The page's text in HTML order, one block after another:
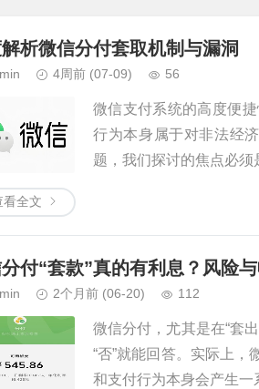
析微信分付套取机制与漏洞
4周前 (07-09) 56
微信支付系统的高度便
行为本身属于对非法经
题，我们探讨的焦点必须
看全文
付“套款”真的有利息？风险
2个月前 (06-20) 112
微信分付，尤其是在“套
“否”就能回答。实际上，
和支付行为本身会产生一